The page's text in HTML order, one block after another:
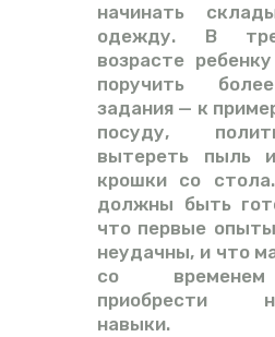
начинать
одежду. В
возрасте
поручить
задания — к
посуду,
вытереть пыль
крошки со
должны быть
что первые
неудачны, и что
со
приобрести
навыки.